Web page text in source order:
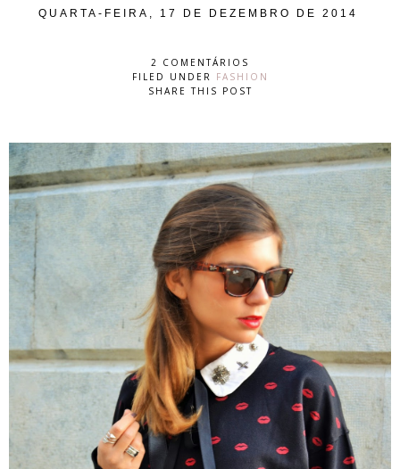
QUARTA-FEIRA, 17 DE DEZEMBRO DE 2014
2 COMENTÁRIOS
FILED UNDER FASHION
SHARE THIS POST